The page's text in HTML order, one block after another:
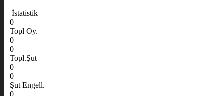
İstatistik
0
Topl Oy.
0
0
Topl.Şut
0
0
Şut Engell.
0